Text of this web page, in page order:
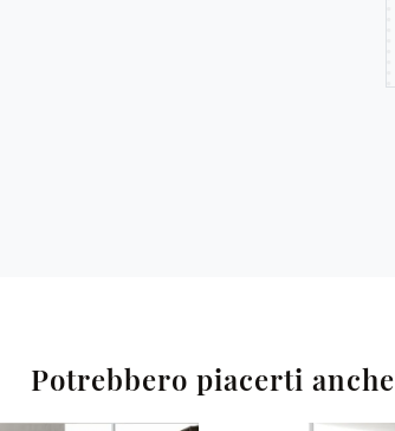
Potrebbero piacerti anche